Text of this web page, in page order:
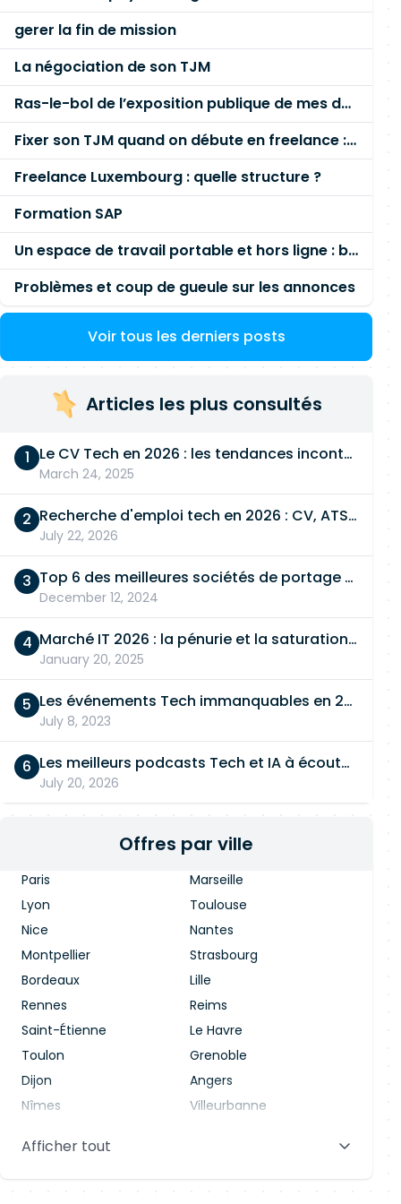
gerer la fin de mission
La négociation de son TJM
Ras-le-bol de l’exposition publique de mes données personnelles liées à mon entreprise
Fixer son TJM quand on débute en freelance : la méthode mathématique (et pas au feeling) 🛑
Freelance Luxembourg : quelle structure ?
Formation SAP
Un espace de travail portable et hors ligne : besoin réel ou fausse bonne idée ?
Problèmes et coup de gueule sur les annonces
Voir tous les derniers posts
Articles les plus consultés
Le CV Tech en 2026 : les tendances incontournables
March 24, 2025
Recherche d'emploi tech en 2026 : CV, ATS, entretien… On vous dit tout
July 22, 2026
Top 6 des meilleures sociétés de portage salarial
December 12, 2024
Marché IT 2026 : la pénurie et la saturation, en même temps
January 20, 2025
Les événements Tech immanquables en 2026
July 8, 2023
Les meilleurs podcasts Tech et IA à écouter en 2026
July 20, 2026
Offres par ville
Paris
Marseille
Lyon
Toulouse
Nice
Nantes
Montpellier
Strasbourg
Bordeaux
Lille
Rennes
Reims
Saint-Étienne
Le Havre
Toulon
Grenoble
Dijon
Angers
Nîmes
Villeurbanne
Aix-en-Provence
Afficher tout